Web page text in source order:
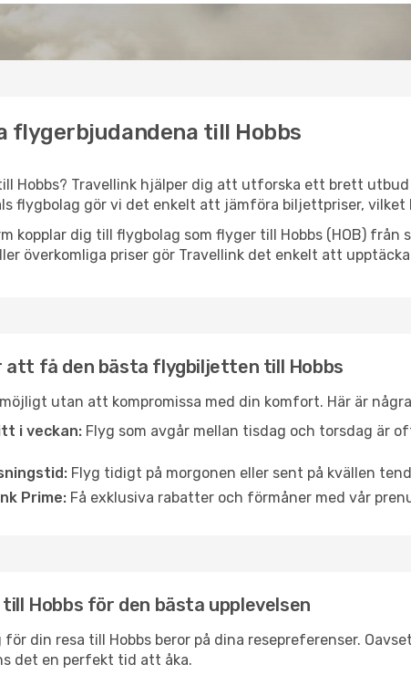
flygerbjudandena till Hobbs
Hobbs? Travellink hjälper dig att utforska ett brett
flygbolag gör vi det enkelt att jämföra biljettpriser,
kopplar dig till flygbolag som flyger till Hobbs (HOB) från
överkomliga priser gör Travellink det enkelt att
att få den bästa flygbiljetten till Hobbs
utan att kompromissa med din komfort. Här är
i veckan: Flyg som avgår mellan tisdag och torsdag är
Flyg tidigt på morgonen eller sent på kvällen
Prime: Få exklusiva rabatter och förmåner med vår
Hobbs för den bästa upplevelsen
din resa till Hobbs beror på dina resepreferenser.
det en perfekt tid att åka.